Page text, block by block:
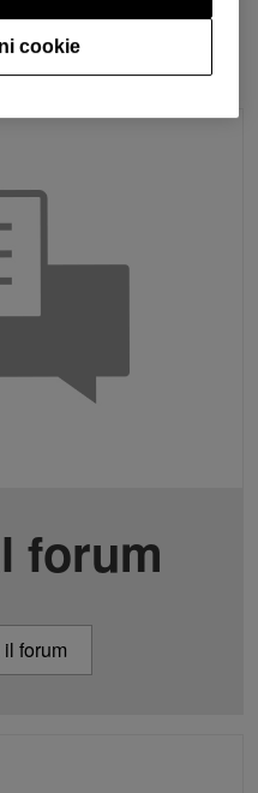
forum
forum
cookie